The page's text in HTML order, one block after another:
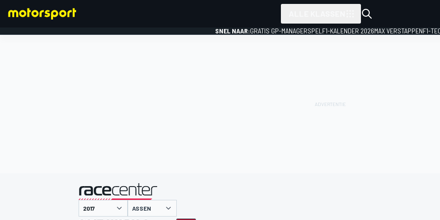
SNEL NAAR:GRATIS GP-MANAGERSPEL F1-KALENDER 2026MAX VERSTAPPENF1-
gepresenteerd door
ASSEN